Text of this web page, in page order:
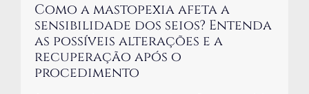
Como a mastopexia afeta a
sensibilidade dos seios? Entenda
as possíveis alterações e a
recuperação após o
procedimento